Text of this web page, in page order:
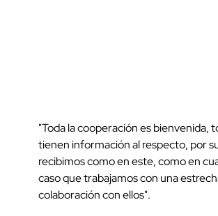
"Toda la cooperación es bienvenida,
tienen información al respecto, por
recibimos como en este, como en
caso que trabajamos con una
colaboración con ellos".